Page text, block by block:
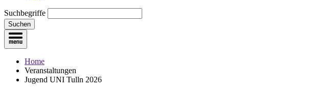
Suchbegriffe
Suchen
Home
Veranstaltungen
Jugend UNI Tulln 2026